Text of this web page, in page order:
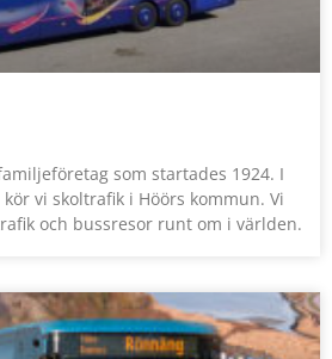
som startades 1924. I
vi skoltrafik i Höörs kommun. Vi
och bussresor runt om i världen.